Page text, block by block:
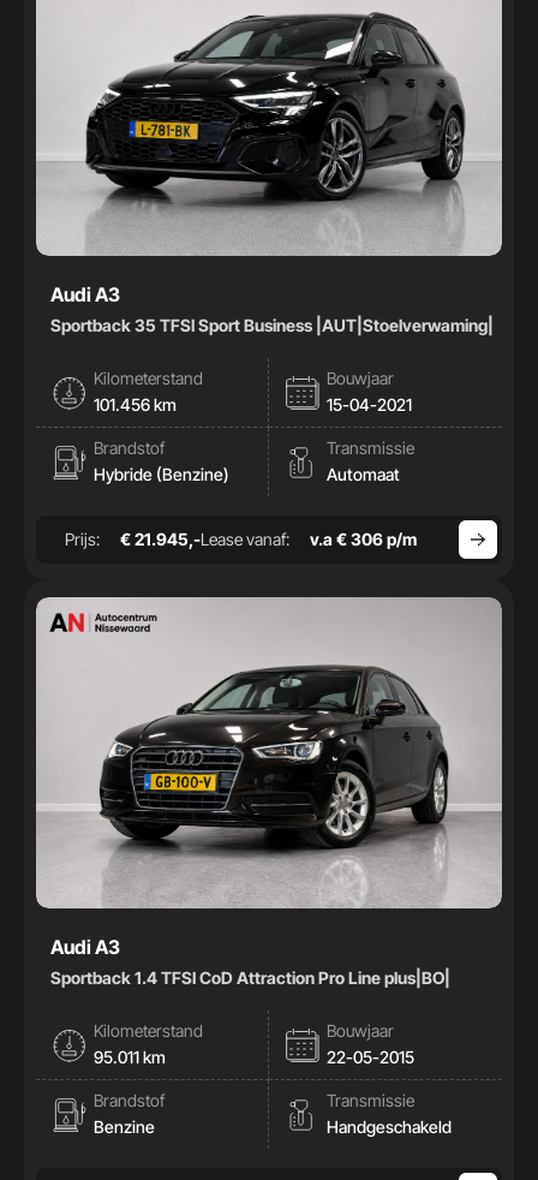
Audi A3
Sportback 35 TFSI Sport Business |AUT|Stoelverwaming|
Kilometerstand
101.456 km
Bouwjaar
15-04-2021
Brandstof
Hybride (Benzine)
Transmissie
Automaat
Prijs: € 21.945,-Lease vanaf: v.a € 306 p/m
Audi A3
Sportback 1.4 TFSI CoD Attraction Pro Line plus|BO|
Kilometerstand
95.011 km
Bouwjaar
22-05-2015
Brandstof
Benzine
Transmissie
Handgeschakeld